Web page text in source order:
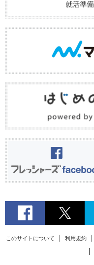
このサイトについて 利用規約